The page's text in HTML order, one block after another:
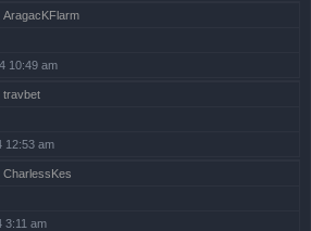
AragacKFlarm
10:49 am
travbet
12:53 am
CharlessKes
3:11 am